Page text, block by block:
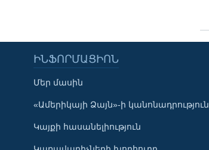
Learning English
ՀԵՏԵՒԵՔ ՄԵԶ
ԻՆՖՈՐՄԱՑԻՈՆ
Մեր մասին
«Ամերիկայի Ձայն»-ի կանոնադրություն
Կայքի հասանելիություն